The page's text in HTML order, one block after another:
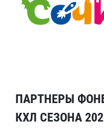
ПАРТНЕРЫ
КХЛ СЕЗОНА